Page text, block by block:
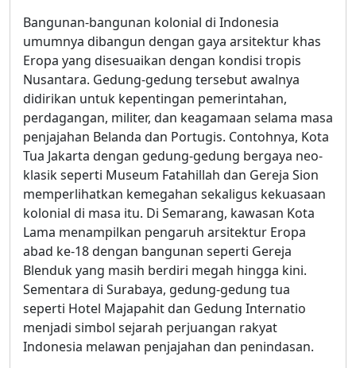
Bangunan-bangunan kolonial di Indonesia
umumnya dibangun dengan gaya arsitektur khas
Eropa yang disesuaikan dengan kondisi tropis
Nusantara. Gedung-gedung tersebut awalnya
didirikan untuk kepentingan pemerintahan,
perdagangan, militer, dan keagamaan selama masa
penjajahan Belanda dan Portugis. Contohnya, Kota
Tua Jakarta dengan gedung-gedung bergaya neo-
klasik seperti Museum Fatahillah dan Gereja Sion
memperlihatkan kemegahan sekaligus kekuasaan
kolonial di masa itu. Di Semarang, kawasan Kota
Lama menampilkan pengaruh arsitektur Eropa
abad ke-18 dengan bangunan seperti Gereja
Blenduk yang masih berdiri megah hingga kini.
Sementara di Surabaya, gedung-gedung tua
seperti Hotel Majapahit dan Gedung Internatio
menjadi simbol sejarah perjuangan rakyat
Indonesia melawan penjajahan dan penindasan.